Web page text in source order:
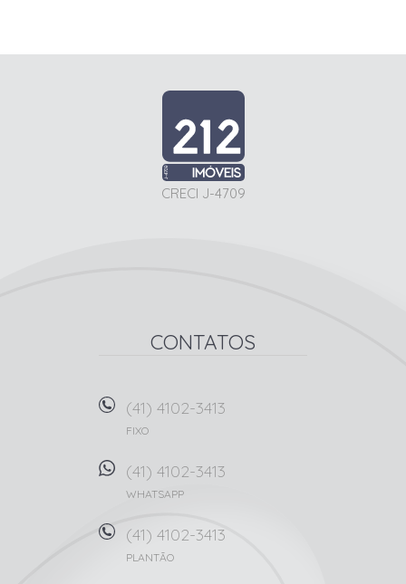
CRECI J-4709
CONTATOS
(41) 4102-3413
FIXO
(41) 4102-3413
WHATSAPP
(41) 4102-3413
PLANTÃO